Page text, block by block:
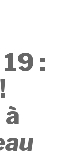
:
!